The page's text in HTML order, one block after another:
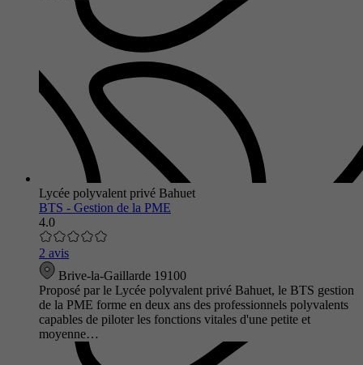
Lycée polyvalent privé Bahuet
BTS - Gestion de la PME
4.0
2 avis
Brive-la-Gaillarde 19100
Proposé par le Lycée polyvalent privé Bahuet, le BTS gestion
de la PME forme en deux ans des professionnels polyvalents
capables de piloter les fonctions vitales d'une petite et
moyenne…